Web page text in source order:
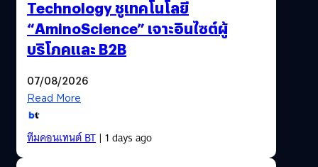
Technology ชูเทคโนโลยี
“AminoScience” เจาะอินไซต์ผู้
บริโภคและ B2B
07/08/2026
Read More
ทีมคอนเทนต์ BT| 1 days ago